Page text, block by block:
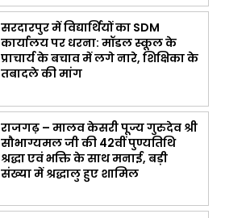
सरदारपुर में विद्यार्थियों का SDM
कार्यालय पर धरना: मॉडल स्कूल के
प्राचार्य के बचाव में लगे नारे, शिक्षिका के
तबादले की मांग
राजगढ़ – मालव केसरी पूज्य गुरुदेव श्री
सौभाग्यमल जी की 42वीं पुण्यतिथि
श्रद्धा एवं भक्ति के साथ मनाई, बड़ी
संख्या में श्रद्धालु हुए शामिल